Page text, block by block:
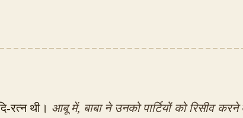
रत्न थी। आबू में, बाबा ने उनको पार्टियों को रिसीव